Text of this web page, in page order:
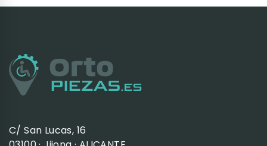
C/ San Lucas, 16